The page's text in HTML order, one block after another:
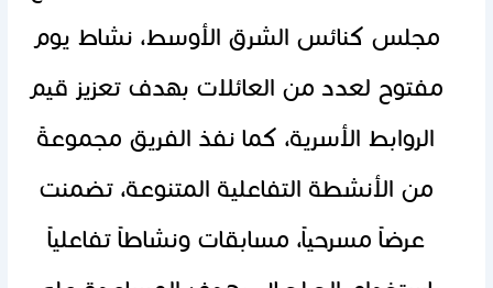
مجلس كنائس الشرق الأوسط، نشاط يوم
مفتوح لعدد من العائلات بهدف تعزيز قيم
الروابط الأسرية، كما نفذ الفريق مجموعةً
من الأنشطة ‏التفاعلية المتنوعة، تضمنت
عرضاً مسرحياً، مسابقات ونشاطاً تفاعلياً